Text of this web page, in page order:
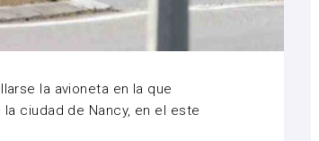
la avioneta en la que
ciudad de Nancy, en el este